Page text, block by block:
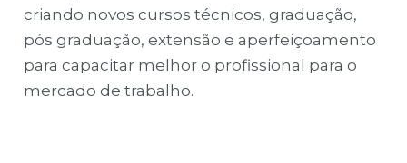
criando novos cursos técnicos, graduação,
pós graduação, extensão e aperfeiçoamento
para capacitar melhor o profissional para o
mercado de trabalho.